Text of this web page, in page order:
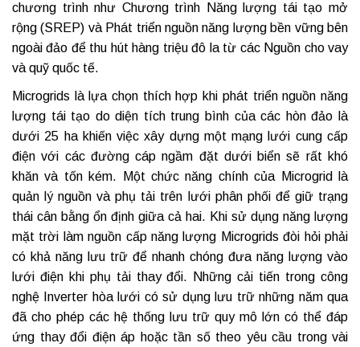
chương trình như Chương trình Năng lượng tái tạo mở
rộng (SREP) và Phát triển nguồn năng lượng bền vững bên
ngoài đảo để thu hút hàng triệu đô la từ các Nguồn cho vay
và quỹ quốc tế.
Microgrids là lựa chọn thích hợp khi phát triển nguồn năng
lượng tái tạo do diện tích trung bình của các hòn đảo là
dưới 25 ha khiến việc xây dựng một mạng lưới cung cấp
điện với các đường cáp ngầm đặt dưới biển sẽ rất khó
khăn và tốn kém. Một chức năng chính của Microgrid là
quản lý nguồn và phụ tải trên lưới phân phối để giữ trạng
thái cân bằng ổn định giữa cả hai. Khi sử dụng năng lượng
mặt trời làm nguồn cấp năng lượng Microgrids đòi hỏi phải
có khả năng lưu trữ để nhanh chóng đưa năng lượng vào
lưới điện khi phụ tải thay đổi. Những cải tiến trong công
nghệ Inverter hòa lưới có sử dụng lưu trữ những năm qua
đã cho phép các hệ thống lưu trữ quy mô lớn có thể đáp
ứng thay đổi điện áp hoặc tần số theo yêu cầu trong vài